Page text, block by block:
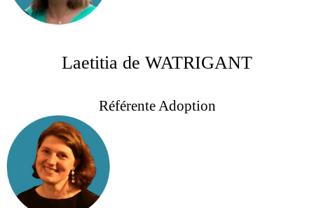
Laetitia de WATRIGANT
Référente Adoption